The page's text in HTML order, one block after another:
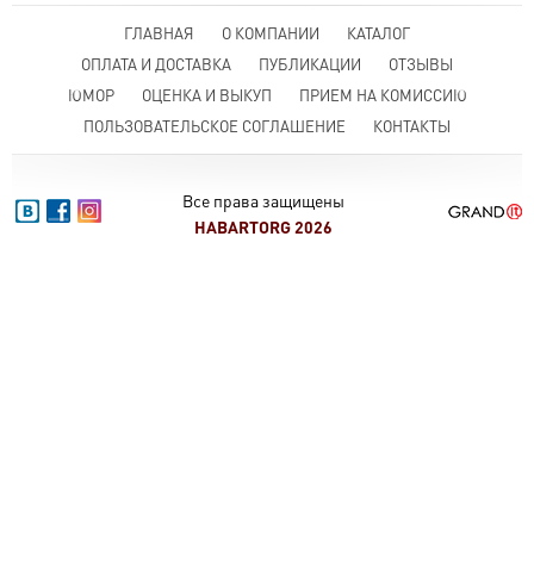
ГЛАВНАЯ О КОМПАНИИ
КАТАЛОГ
ОПЛАТА И ДОСТАВКА
ПУБЛИКАЦИИ
ОТЗЫВЫ
ЮМОР
ОЦЕНКА И ВЫКУП
ПРИЕМ НА КОМИССИЮ
ПОЛЬЗОВАТЕЛЬСКОЕ СОГЛАШЕНИЕ
КОНТАКТЫ
Все права защищены
HABARTORG 2026